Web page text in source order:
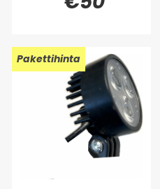
Pakettihinta